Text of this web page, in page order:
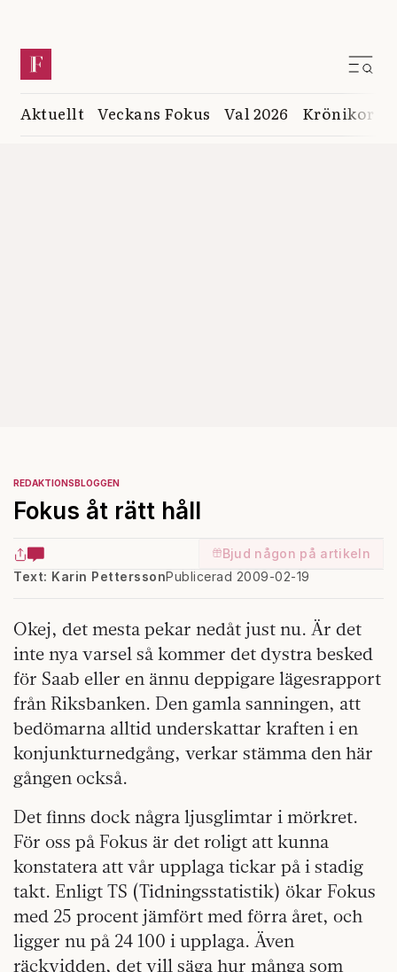
Aktuellt Veckans Fokus Val 2026 Krönikor
REDAKTIONSBLOGGEN
Fokus åt rätt håll
Bjud någon på artikeln
Text: Karin PetterssonPublicerad 2009-02-19
Okej, det mesta pekar nedåt just nu. Är det
inte nya varsel så kommer det dystra besked
för Saab eller en ännu deppigare lägesrapport
från Riksbanken. Den gamla sanningen, att
bedömarna alltid underskattar kraften i en
konjunkturnedgång, verkar stämma den här
gången också.
Det finns dock några ljusglimtar i mörkret.
För oss på Fokus är det roligt att kunna
konstatera att vår upplaga tickar på i stadig
takt. Enligt TS (Tidningsstatistik) ökar Fokus
med 25 procent jämfört med förra året, och
ligger nu på 24 100 i upplaga. Även
räckvidden, det vill säga hur många som